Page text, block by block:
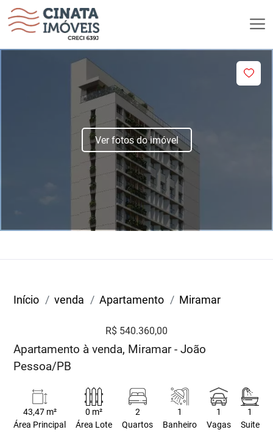
Ver fotos do imóvel
Início venda Apartamento Miramar
R$ 540.360,00
Apartamento à venda, Miramar - João
Pessoa/PB
43,47 m²
Área Principal
0 m²
Área Lote
2
Quartos
1
Banheiro
1
Vagas
1
Suite